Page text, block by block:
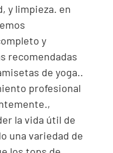
y limpieza. en
y
recomendadas
de yoga..
profesional
la vida útil de
una variedad de